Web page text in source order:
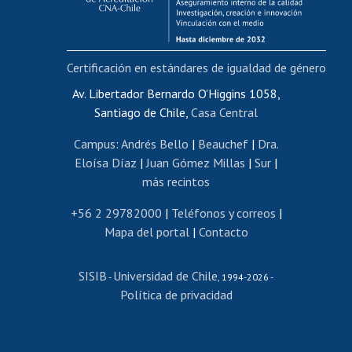
Cursos internos de capacitación
Bienestar del personal
Portal de movilidad interna
Certificado de renta
Certificado de renta honorarios
Editar páginas blancas
Extranjeras/os
Revalidación y reconocimiento de títulos
Postulación al Programa de Movilidad Estudiantil
Cursos de español
Av. Libertador Bernardo O'Higgins 1058,
Santiago de Chile, Casa Central
Campus: Andrés Bello | Beauchef| Dra.
Eloísa Díaz | Juan Gómez Millas | Sur |
más recintos
+56 2 29782000 | Teléfonos y correos |
Mapa del portal| Contacto
SISIB - Universidad de Chile , 1994-2026 -
Política de privacidad
Certificación en estándares de igualdad de género